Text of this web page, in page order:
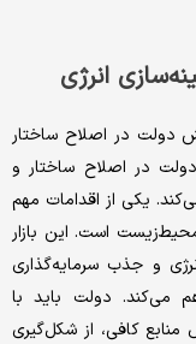
انرژی
دولت در اصلاح ساختار
در اصلاح ساختار و
یکی از اقدامات مهم
است. این بازار
و جذب سرمایه‌گذاری
می‌کند. دولت باید با
کافی، از شکل‌‌‌گیری